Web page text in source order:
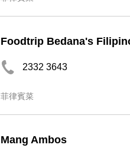
Foodtrip Bedana's
2332 3643
菲律賓菜
Mang Ambos